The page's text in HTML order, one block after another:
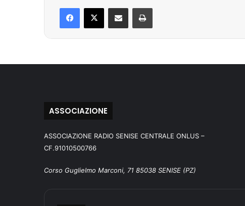
ASSOCIAZIONE
ASSOCIAZIONE RADIO SENISE CENTRALE ONLUS –
CF.91010500766
Corso Guglielmo Marconi, 71 85038 SENISE (PZ)